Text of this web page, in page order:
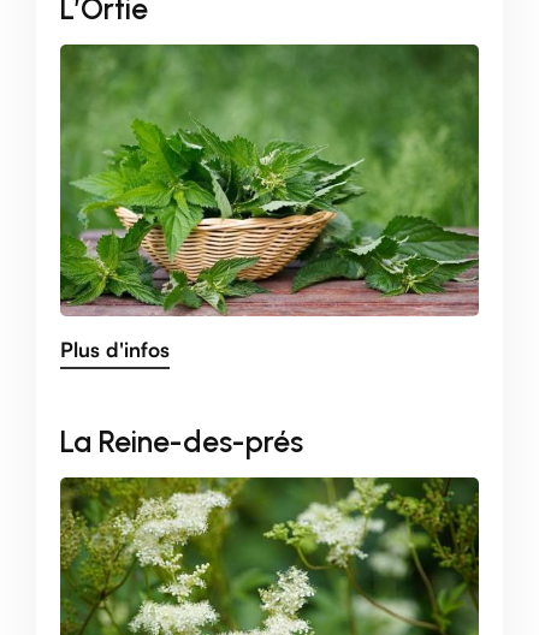
L’Ortie
Plus d'infos
La Reine-des-prés